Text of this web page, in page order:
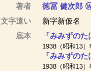
著者
徳冨 健次郎
文字遣い
新字新仮名
底本
「みみずの
1938（昭和13
「みみずの
1938（昭和13